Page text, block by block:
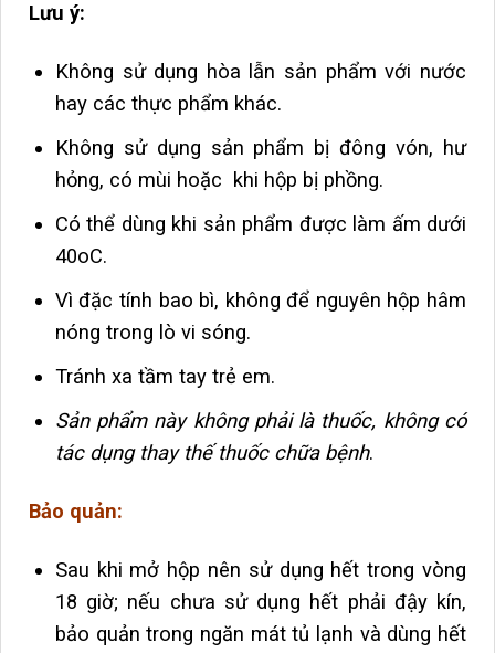
Lưu ý:
Không sử dụng hòa lẫn sản phẩm với nước
hay các thực phẩm khác.
Không sử dụng sản phẩm bị đông vón, hư
hỏng, có mùi hoặc khi hộp bị phồng.
Có thể dùng khi sản phẩm được làm ấm dưới
40oC.
Vì đặc tính bao bì, không để nguyên hộp hâm
nóng trong lò vi sóng.
Tránh xa tầm tay trẻ em.
Sản phẩm này không phải là thuốc, không có
tác dụng thay thế thuốc chữa bệnh.
Bảo quản:
Sau khi mở hộp nên sử dụng hết trong vòng
18 giờ; nếu chưa sử dụng hết phải đậy kín,
bảo quản trong ngăn mát tủ lạnh và dùng hết